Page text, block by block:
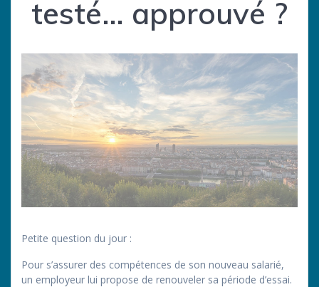
testé… approuvé ?
Petite question du jour :
Pour s’assurer des compétences de son nouveau salarié,
un employeur lui propose de renouveler sa période d’essai.